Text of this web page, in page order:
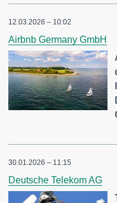
12.03.2026 – 10:02
Airbnb Germany GmbH
30.01.2026 – 11:15
Deutsche Telekom AG